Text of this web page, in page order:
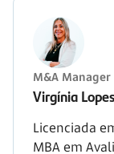
M&A
Virgínia
Licenciada
MBA em